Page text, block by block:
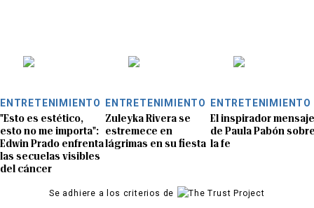
ENTRETENIMIENTO
"Esto es estético,
esto no me importa":
Edwin Prado enfrenta
las secuelas visibles
del cáncer
ENTRETENIMIENTO
Zuleyka Rivera se
estremece en
lágrimas en su fiesta
ENTRETENIMIENTO
El inspirador mensaje
de Paula Pabón
la fe
Se adhiere a los criterios de